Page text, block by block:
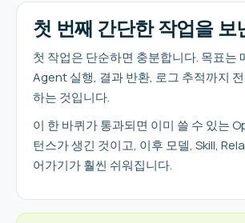
첫 번째 간단한 작업을 보
첫 작업은 단순하면 충분합니다. 목표는
Agent 실행, 결과 반환, 로그 추적까지
하는 것입니다.
이 한 바퀴가 통과되면 이미 쓸 수 있는
턴스가 생긴 것이고, 이후 모델, Skill,
어가기가 훨씬 쉬워집니다.